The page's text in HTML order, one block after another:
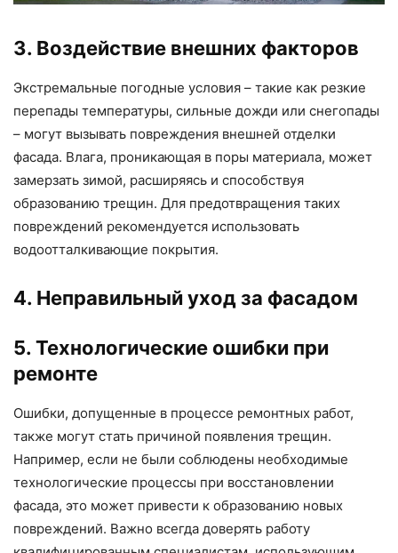
3. Воздействие внешних факторов
Экстремальные погодные условия – такие как резкие
перепады температуры, сильные дожди или снегопады
– могут вызывать повреждения внешней отделки
фасада. Влага, проникающая в поры материала, может
замерзать зимой, расширяясь и способствуя
образованию трещин. Для предотвращения таких
повреждений рекомендуется использовать
водоотталкивающие покрытия.
4. Неправильный уход за фасадом
5. Технологические ошибки при
ремонте
Ошибки, допущенные в процессе ремонтных работ,
также могут стать причиной появления трещин.
Например, если не были соблюдены необходимые
технологические процессы при восстановлении
фасада, это может привести к образованию новых
повреждений. Важно всегда доверять работу